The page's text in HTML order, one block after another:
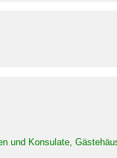
und Konsulate,